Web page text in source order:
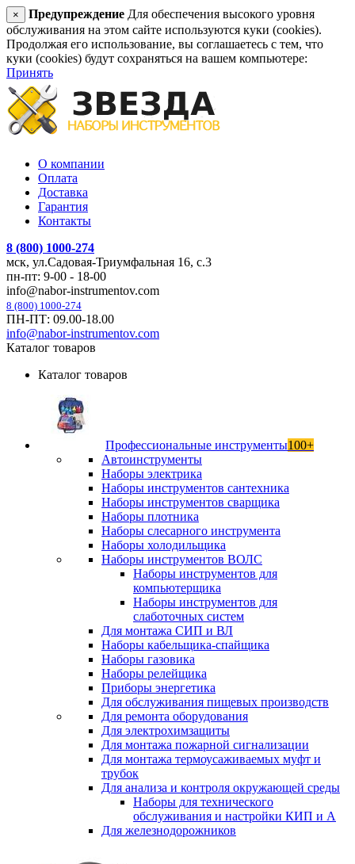
× Предупреждение Для обеспечения высокого уровня
обслуживания на этом сайте используются куки (cookies).
Продолжая его использование, вы соглашаетесь с тем, что
куки (cookies) будут сохраняться на вашем компьютере:
Принять
О компании
Оплата
Доставка
Гарантия
Контакты
8 (800) 1000-274
мск, ул.Садовая-Триумфальная 16, с.3
пн-пт: 9-00 - 18-00
info@nabor-instrumentov.com
8 (800) 1000-274
ПН-ПТ: 09.00-18.00
info@nabor-instrumentov.com
Каталог товаров
Каталог товаров
Профессиональные инструменты100+
Автоинструменты
Наборы электрика
Наборы инструментов сантехника
Наборы инструментов сварщика
Наборы плотника
Наборы слесарного инструмента
Наборы холодильщика
Наборы инструментов ВОЛС
Наборы инструментов для
компьютерщика
Наборы инструментов для
слаботочных систем
Для монтажа СИП и ВЛ
Наборы кабельщика-спайщика
Наборы газовика
Наборы релейщика
Приборы энергетика
Для обслуживания пищевых производств
Для ремонта оборудования
Для электрохимзащиты
Для монтажа пожарной сигнализации
Для монтажа термоусаживаемых муфт и
трубок
Для анализа и контроля окружающей среды
Наборы для технического
обслуживания и настройки КИП и А
Для железнодорожников